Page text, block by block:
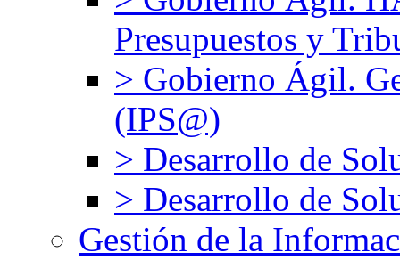
Presupuestos y
> Gobierno Ágil.
(IPS@)
> Desarrollo de
> Desarrollo de
Gestión de la